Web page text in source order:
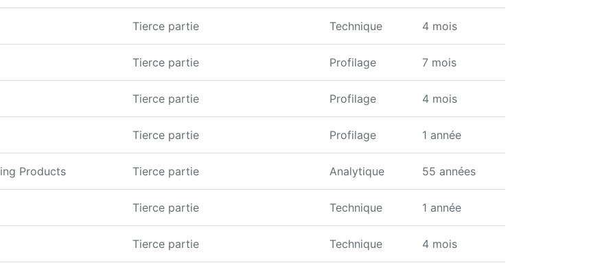
Tierce partie Technique 4 mois
Tierce partie Profilage 7 mois
Tierce partie Profilage 4 mois
Tierce partie Profilage 1 année
Products Tierce partie Analytique 55 années
Tierce partie Technique 1 année
Tierce partie Technique 4 mois